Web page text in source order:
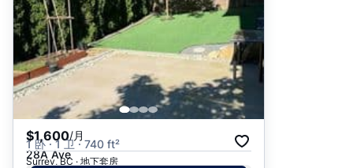
$1,600/月
1 卧 · 1 卫 · 740 ft²
28A Ave
Surrey, BC · 地下套房